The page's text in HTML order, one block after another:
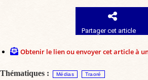
Partager cet article
Obtenir le lien ou envoyer cet article à
Thématiques : Médias Traoré